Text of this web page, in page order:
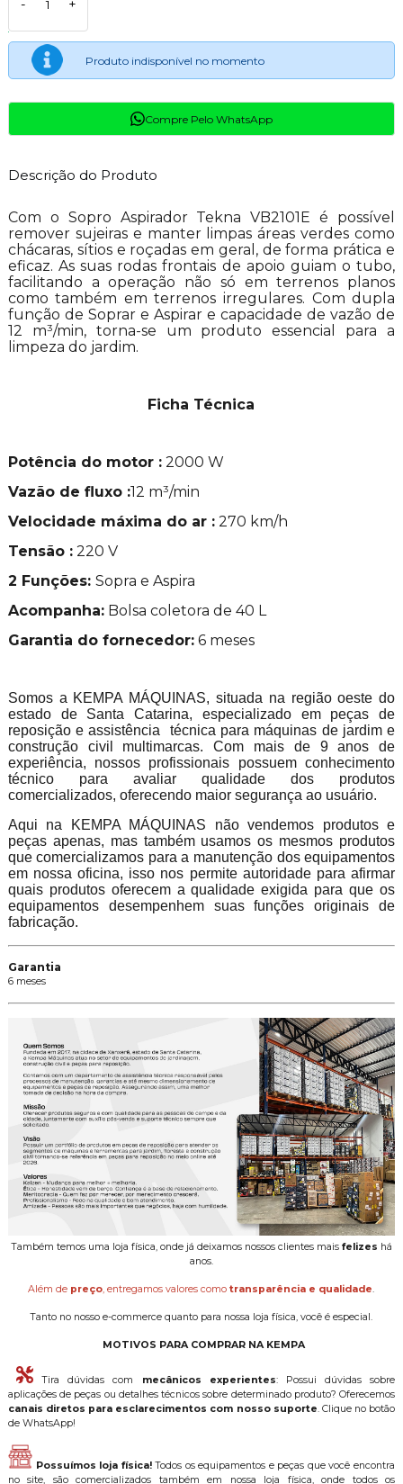
- +
Produto indisponível no momento
Compre Pelo WhatsApp
Descrição do Produto
Com o Sopro Aspirador Tekna VB2101E é possível
remover sujeiras e manter limpas áreas verdes como
chácaras, sítios e roçadas em geral, de forma prática e
eficaz. As suas rodas frontais de apoio guiam o tubo,
facilitando a operação não só em terrenos planos
como também em terrenos irregulares. Com dupla
função de Soprar e Aspirar e capacidade de vazão de
12 m³/min, torna-se um produto essencial para a
limpeza do jardim.
Ficha Técnica
Potência do motor :2000 W
Vazão de fluxo :12 m³/min
Velocidade máxima do ar :270 km/h
Tensão :220 V
2 Funções: Sopra e Aspira
Acompanha:Bolsa coletora de 40 L
Garantia do fornecedor:6 meses
Somos a KEMPA MÁQUINAS, situada na região oeste do
estado de Santa Catarina, especializado em peças de
reposição e assistência técnica para máquinas de jardim e
construção civil multimarcas. Com mais de 9 anos de
experiência, nossos profissionais possuem conhecimento
técnico para avaliar qualidade dos produtos
comercializados, oferecendo maior segurança ao usuário.
Aqui na KEMPA MÁQUINAS não vendemos produtos e
peças apenas, mas também usamos os mesmos produtos
que comercializamos para a manutenção dos equipamentos
em nossa oficina, isso nos permite autoridade para afirmar
quais produtos oferecem a qualidade exigida para que os
equipamentos desempenhem suas funções originais de
fabricação.
Garantia
6 meses
Também temos uma loja física, onde já deixamos nossos clientes mais felizes há
anos.
Além de preço, entregamos valores comotransparência e qualidade.
Tanto no nosso e-commerce quanto para nossa loja física, você é especial.
MOTIVOS PARA COMPRAR NA KEMPA
Tira dúvidas com mecânicos experientes: Possui dúvidas sobre
aplicações de peças ou detalhes técnicos sobre determinado produto? Oferecemos
canais diretos para esclarecimentos com nosso suporte. Clique no botão
de WhatsApp!
Possuímos loja física!Todos os equipamentos e peças que você encontra
no site, são comercializados também em nossa loja física, onde todos os